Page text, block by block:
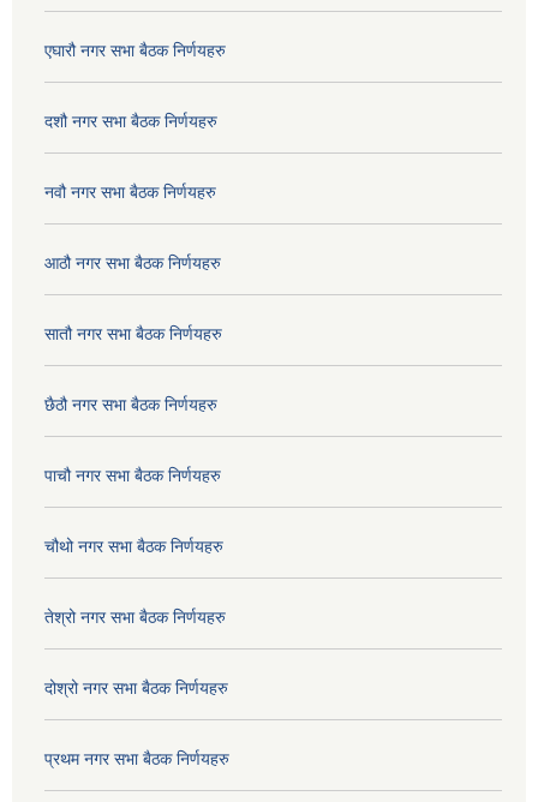
एघारौ नगर सभा बैठक निर्णयहरु
दशौ नगर सभा बैठक निर्णयहरु
नवौ नगर सभा बैठक निर्णयहरु
आठौ नगर सभा बैठक निर्णयहरु
सातौ नगर सभा बैठक निर्णयहरु
छैठौ नगर सभा बैठक निर्णयहरु
पाचौ नगर सभा बैठक निर्णयहरु
चौथो नगर सभा बैठक निर्णयहरु
तेश्रो नगर सभा बैठक निर्णयहरु
दोश्रो नगर सभा बैठक निर्णयहरु
प्रथम नगर सभा बैठक निर्णयहरु